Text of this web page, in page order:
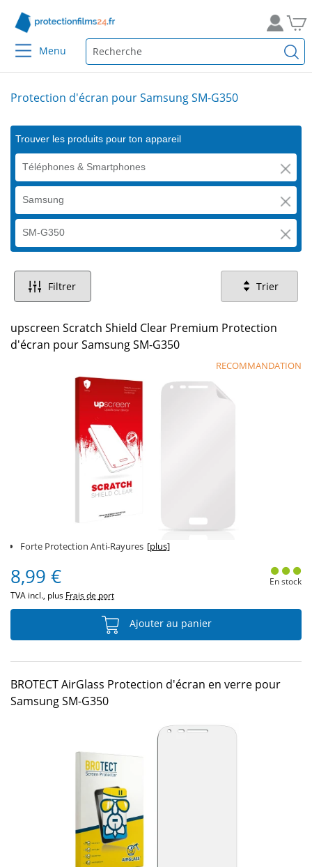
Menu
Protection d'écran pour Samsung SM-G350
Trouver les produits pour ton appareil
Téléphones & Smartphones
Samsung
SM-G350
Filtrer Trier
upscreen Scratch Shield Clear Premium Protection
d'écran pour Samsung SM-G350
RECOMMANDATION
Forte Protection Anti-Rayures [plus]
8,99 €
TVA incl., plus Frais de port
En stock
Ajouter au panier
BROTECT AirGlass Protection d'écran en verre pour
Samsung SM-G350